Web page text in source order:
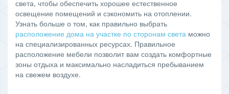
света, чтобы обеспечить хорошее естественное
освещение помещений и сэкономить на отоплении.
Узнать больше о том, как правильно выбрать
расположение дома на участке по сторонам света можно
на специализированных ресурсах. Правильное
расположение мебели позволит вам создать комфортные
зоны отдыха и максимально насладиться пребыванием
на свежем воздухе.